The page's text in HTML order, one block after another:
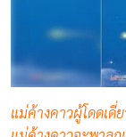
แม่ค้างคาวผู้โดดเ